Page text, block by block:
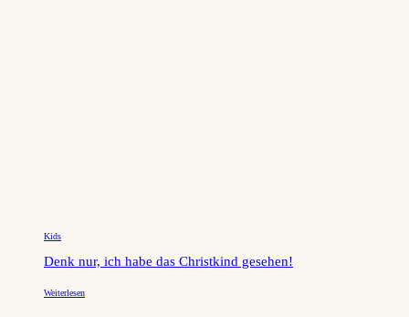
Kids
Denk nur, ich habe das Christkind gesehen!
Weiterlesen